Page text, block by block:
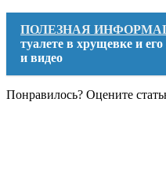
ПОЛЕЗНАЯ
туалете в хрущевке и
и видео
Понравилось? Оцените